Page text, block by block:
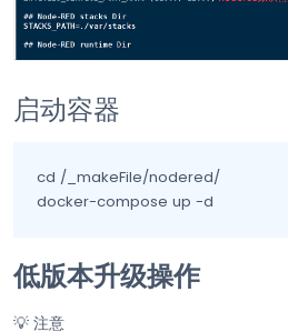
启动容器
cd /_makeFile/nodered/
docker-compose up -d
低版本升级操作
💡 注意